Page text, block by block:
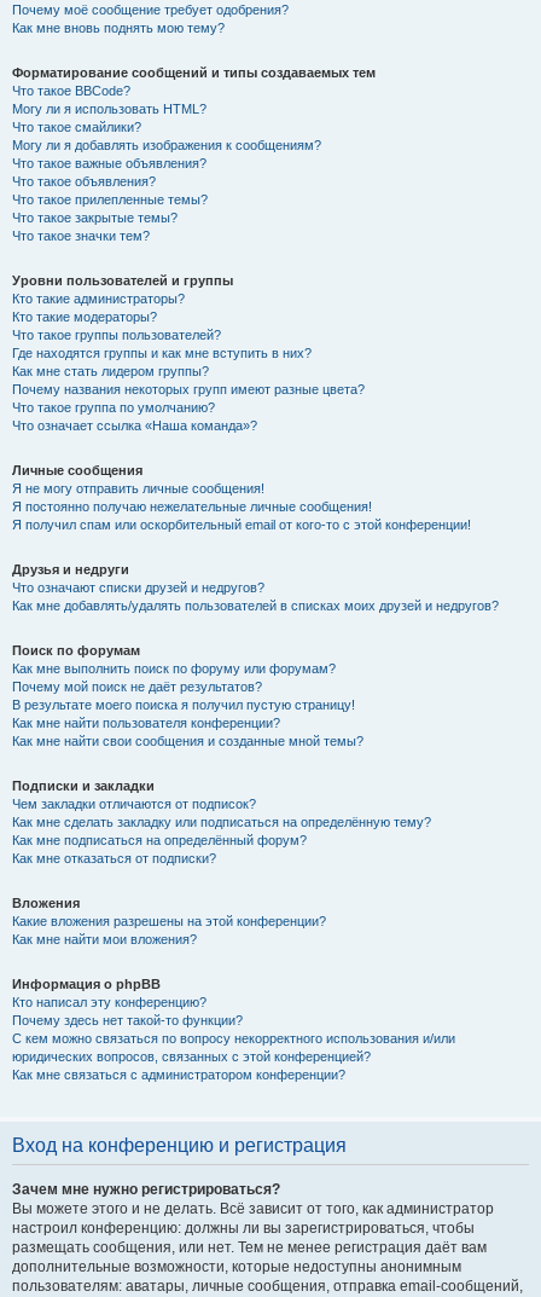
Почему моё сообщение требует одобрения?
Как мне вновь поднять мою тему?
Форматирование сообщений и типы создаваемых тем
Что такое BBCode?
Могу ли я использовать HTML?
Что такое смайлики?
Могу ли я добавлять изображения к сообщениям?
Что такое важные объявления?
Что такое объявления?
Что такое прилепленные темы?
Что такое закрытые темы?
Что такое значки тем?
Уровни пользователей и группы
Кто такие администраторы?
Кто такие модераторы?
Что такое группы пользователей?
Где находятся группы и как мне вступить в них?
Как мне стать лидером группы?
Почему названия некоторых групп имеют разные цвета?
Что такое группа по умолчанию?
Что означает ссылка «Наша команда»?
Личные сообщения
Я не могу отправить личные сообщения!
Я постоянно получаю нежелательные личные сообщения!
Я получил спам или оскорбительный email от кого-то с этой конференции!
Друзья и недруги
Что означают списки друзей и недругов?
Как мне добавлять/удалять пользователей в списках моих друзей и недругов?
Поиск по форумам
Как мне выполнить поиск по форуму или форумам?
Почему мой поиск не даёт результатов?
В результате моего поиска я получил пустую страницу!
Как мне найти пользователя конференции?
Как мне найти свои сообщения и созданные мной темы?
Подписки и закладки
Чем закладки отличаются от подписок?
Как мне сделать закладку или подписаться на определённую тему?
Как мне подписаться на определённый форум?
Как мне отказаться от подписки?
Вложения
Какие вложения разрешены на этой конференции?
Как мне найти мои вложения?
Информация о phpBB
Кто написал эту конференцию?
Почему здесь нет такой-то функции?
С кем можно связаться по вопросу некорректного использования и/или
юридических вопросов, связанных с этой конференцией?
Как мне связаться с администратором конференции?
Вход на конференцию и регистрация
Зачем мне нужно регистрироваться?
Вы можете этого и не делать. Всё зависит от того, как администратор
настроил конференцию: должны ли вы зарегистрироваться, чтобы
размещать сообщения, или нет. Тем не менее регистрация даёт вам
дополнительные возможности, которые недоступны анонимным
пользователям: аватары, личные сообщения, отправка email-сообщений,